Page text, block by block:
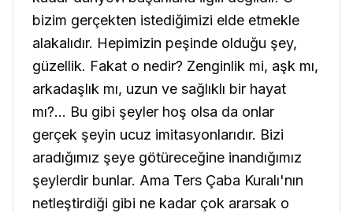
bizim gerçekten istediğimizi elde etmekle
alakalıdır. Hepimizin peşinde olduğu şey,
güzellik. Fakat o nedir? Zenginlik mi, aşk mı,
arkadaşlık mı, uzun ve sağlıklı bir hayat
mı?... Bu gibi şeyler hoş olsa da onlar
gerçek şeyin ucuz imitasyonlarıdır. Bizi
aradığımız şeye götüreceğine inandığımız
şeylerdir bunlar. Ama Ters Çaba Kuralı'nın
netleştirdiği gibi ne kadar çok ararsak o